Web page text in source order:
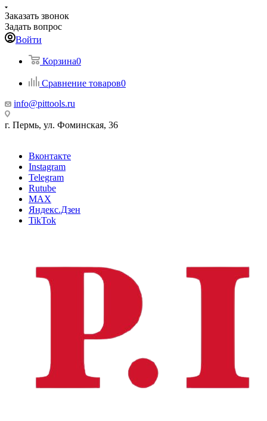
Заказать звонок
Задать вопрос
Войти
Корзина0
Сравнение товаров0
info@pittools.ru
г. Пермь, ул. Фоминская, 36
Вконтакте
Instagram
Telegram
Rutube
MAX
Яндекс.Дзен
TikTok